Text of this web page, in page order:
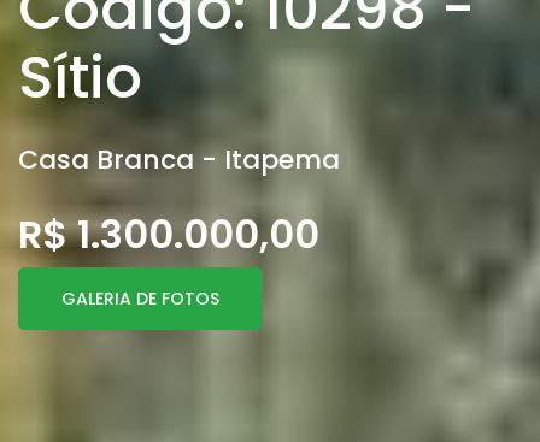
Sítio
Casa Branca - Itapema
R$ 1.300.000,00
GALERIA DE FOTOS